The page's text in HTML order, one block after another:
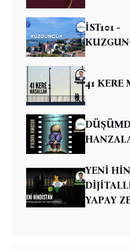
İST101 -
41 KERE
YENİ
YAPAY